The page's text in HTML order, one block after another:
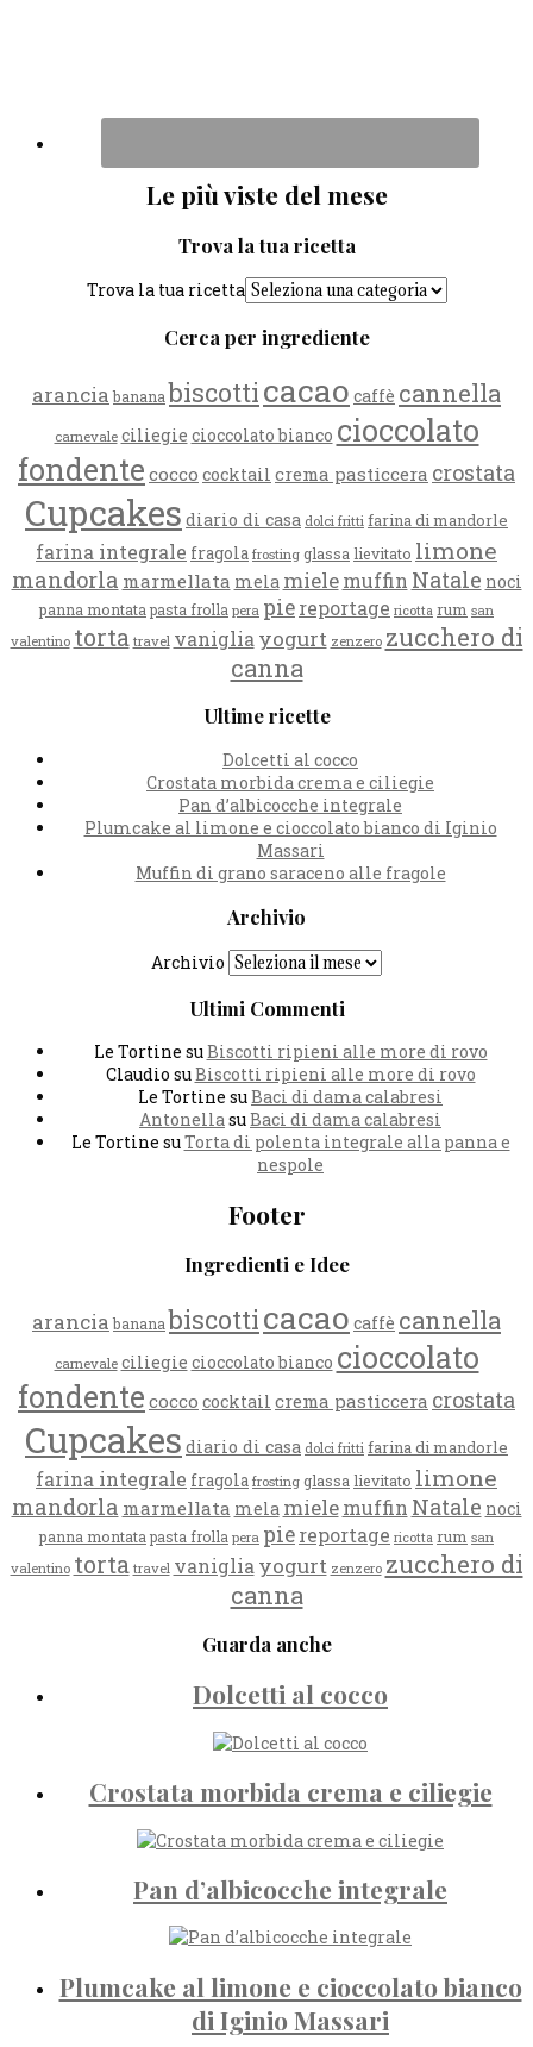
Le più viste del mese
Trova la tua ricetta
Trova la tua ricetta
Cerca per ingrediente
arancia banana biscotticacao caffè cannella
carnevale ciliegie cioccolato bianco cioccolato
fondente cocco cocktail crema pasticcera crostata
Cupcakes diario di casa dolci fritti farina di mandorle
farina integrale fragola frosting glassa lievitato limone
mandorla marmellata mela miele muffin Natale noci
panna montata pasta frolla pera piereportage ricotta rum san
valentino torta travel vaniglia yogurt zenzero zucchero di
canna
Ultime ricette
Dolcetti al cocco
Crostata morbida crema e ciliegie
Pan d’albicocche integrale
Plumcake al limone e cioccolato bianco di Iginio
Massari
Muffin di grano saraceno alle fragole
Archivio
Archivio
Ultimi Commenti
Le Tortine suBiscotti ripieni alle more di rovo
Claudio suBiscotti ripieni alle more di rovo
Le Tortine suBaci di dama calabresi
AntonellasuBaci di dama calabresi
Le Tortine suTorta di polenta integrale alla panna e
nespole
Footer
Ingredienti e Idee
arancia bananabiscotticacao caffè cannella
carnevale ciliegie cioccolato bianco cioccolato
fondente cocco cocktail crema pasticcera crostata
Cupcakes diario di casa dolci fritti farina di mandorle
farina integrale fragola frosting glassa lievitato limone
mandorla marmellata mela miele muffin Natale noci
panna montatapasta frolla pera piereportage ricotta rum san
valentino torta travel vaniglia yogurt zenzero zucchero di
canna
Guarda anche
Dolcetti al cocco
Crostata morbida crema e ciliegie
Pan d’albicocche integrale
Plumcake al limone e cioccolato bianco
di Iginio Massari